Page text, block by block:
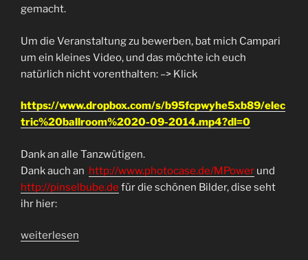
gemacht.
Um die Veranstaltung zu bewerben, bat mich Campari
um ein kleines Video, und das möchte ich euch
natürlich nicht vorenthalten: –> Klick
https://www.dropbox.com/s/b95fcpwyhe5xb89/elec
tric%20ballroom%2020-09-2014.mp4?dl=0
Dank an alle Tanzwütigen.
Dank auch an http://www.photocase.de/MPower und
http://pinselbube.de für die schönen Bilder, dise seht
ihr hier:
„Electric
weiterlesen